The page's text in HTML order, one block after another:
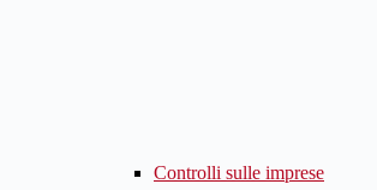
Controlli sulle imprese